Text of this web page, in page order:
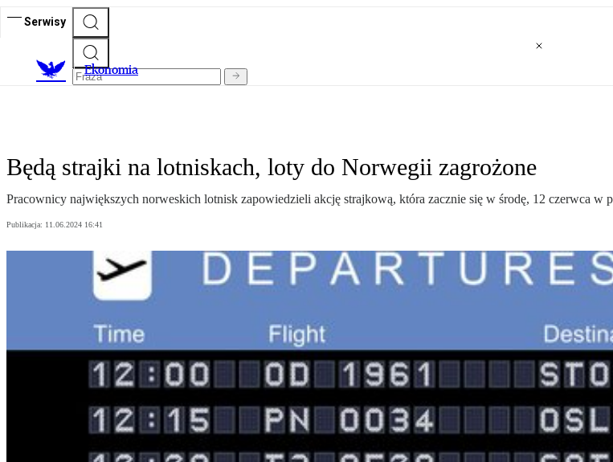
Serwisy
Ekonomia
Będą strajki na lotniskach, loty do Norwegii zagrożone
Pracownicy największych norweskich lotnisk zapowiedzieli akcję strajkową, która zacznie się w środę, 12 czerwca w
Publikacja: 11.06.2024 16:41